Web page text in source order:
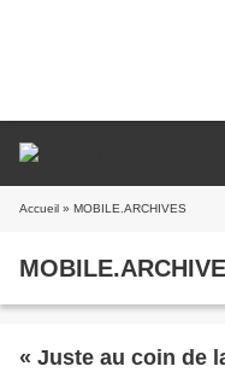
Accueil » MOBILE.ARCHIVES
« Juste au coin de